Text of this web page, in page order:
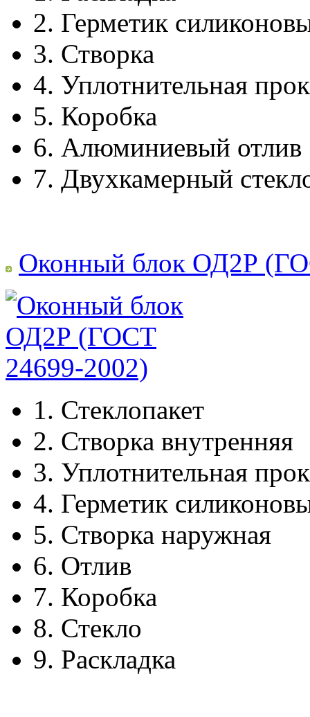
2. Герметик
3. Створка
4. Уплотнительная
5. Коробка
6. Алюминиевый отлив
7. Двухкамерный
Оконный блок ОД2Р
1. Стеклопакет
2. Створка внутренняя
3. Уплотнительная
4. Герметик
5. Створка наружная
6. Отлив
7. Коробка
8. Стекло
9. Раскладка